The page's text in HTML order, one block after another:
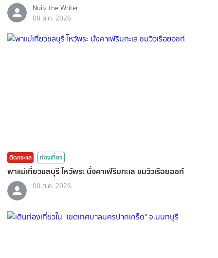
Nuiiz ​the​ Writer​
08 ส.ค. 2026
ติดกระแส ท่องเที่ยว
พาแม่เที่ยวชลบุรี ไหว้พระ นั่งคาเฟ่ริมทะเล ชมวิวเรือยอชท์
08 ส.ค. 2026